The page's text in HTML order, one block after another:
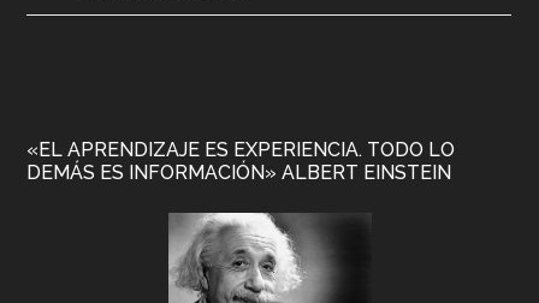
«EL APRENDIZAJE ES EXPERIENCIA. TODO LO
DEMÁS ES INFORMACIÓN» ALBERT EINSTEIN